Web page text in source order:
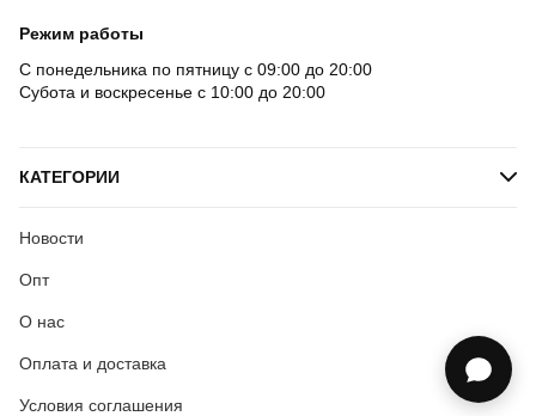
Режим работы
С понедельника по пятницу с 09:00 до 20:00
Субота и воскресенье с 10:00 до 20:00
КАТЕГОРИИ
Новости
Опт
О нас
Оплата и доставка
Условия соглашения